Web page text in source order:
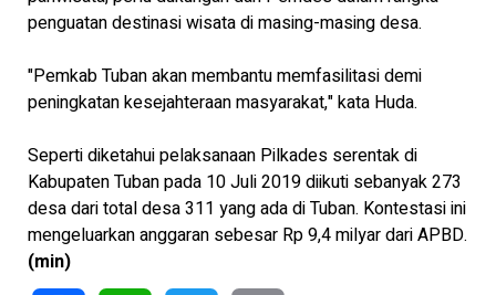
penguatan destinasi wisata di masing-masing desa.
"Pemkab Tuban akan membantu memfasilitasi demi
peningkatan kesejahteraan masyarakat," kata Huda.
Seperti diketahui pelaksanaan Pilkades serentak di
Kabupaten Tuban pada 10 Juli 2019 diikuti sebanyak 273
desa dari total desa 311 yang ada di Tuban. Kontestasi ini
mengeluarkan anggaran sebesar Rp 9,4 milyar dari APBD.
(min)